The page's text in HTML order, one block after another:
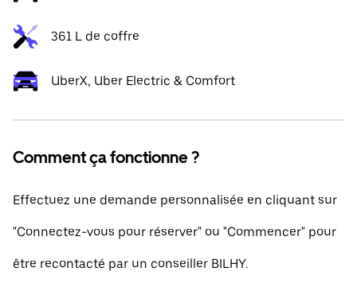
361 L de coffre
UberX, Uber Electric & Comfort
Comment ça fonctionne ?
Effectuez une demande personnalisée en cliquant sur
"Connectez-vous pour réserver" ou "Commencer" pour
être recontacté par un conseiller BILHY.